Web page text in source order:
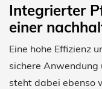
Integrierter
einer
Eine hohe Effizienz
sichere Anwendung
steht dabei ebenso